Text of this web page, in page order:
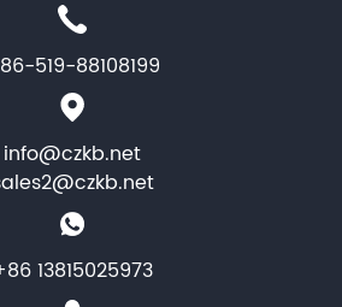
519-88108199
info@czkb.net
13815025973